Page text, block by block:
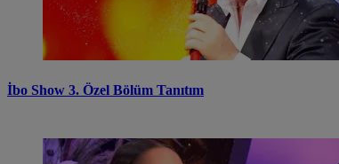
İbo Show 3. Özel Bölüm Tanıtım